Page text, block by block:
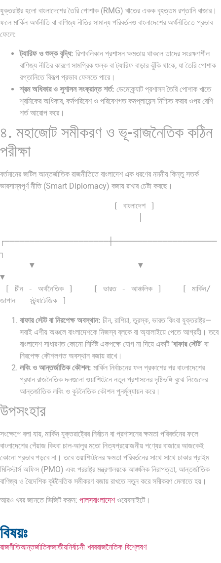
যুক্তরাষ্ট্র হলো বাংলাদেশের তৈরি পোশাক (RMG) খাতের একক বৃহত্তম রপ্তানি বাজার।
ফলে মার্কিন অর্থনীতি বা বাণিজ্য নীতির সামান্য পরিবর্তনও বাংলাদেশের অর্থনীতিতে প্রভাব
ফেলে:
ট্যারিফ ও শুল্ক বৃদ্ধি: রিপাবলিকান প্রশাসন ক্ষমতায় থাকলে তাদের সংরক্ষণশীল
বাণিজ্য নীতির কারণে সামগ্রিক শুল্ক বা ট্যারিফ বাড়ার ঝুঁকি থাকে, যা তৈরি পোশাক
রপ্তানিতে বিরূপ প্রভাব ফেলতে পারে।
শ্রম অধিকার ও সুশাসন সংক্রান্ত শর্ত: ডেমোক্র্যাট প্রশাসন তৈরি পোশাক খাতে
শ্রমিকের অধিকার, কর্মপরিবেশ ও পরিবেশগত কমপ্লায়েন্স নিশ্চিত করার ওপর বেশি
শর্ত আরোপ করে।
৪. মহাজোট সমীকরণ ও ভূ-রাজনৈতিক কঠিন
পরীক্ষা
বর্তমানের জটিল আন্তর্জাতিক রাজনীতিতে বাংলাদেশ এক ধরণের নমনীয় কিন্তু সতর্ক
ভারসাম্যপূর্ণ নীতি (Smart Diplomacy) বজায় রাখার চেষ্টা করছে।
┌─────────────────────┼─────────────────────
┐
▼
বাফার স্টেট বা নিরপেক্ষ অবস্থান: চীন, রাশিয়া, তুরস্ক, ভারত কিংবা যুক্তরাষ্ট্র—
সবাই এশীয় অঞ্চলে বাংলাদেশকে নিজস্ব ব্লকে বা অ্যালাইয়ে পেতে আগ্রহী। তবে
বাংলাদেশ সাধারণত কোনো নির্দিষ্ট একপক্ষে যোগ না দিয়ে একটি ‘বাফার স্টেট’ বা
নিরপেক্ষ কৌশলগত অবস্থান বজায় রাখে।
লবিং ও আন্তর্জাতিক কৌশল: মার্কিন নির্বাচনের ফল প্রকাশের পর বাংলাদেশের
প্রধান রাজনৈতিক দলগুলো ওয়াশিংটনে নতুন প্রশাসনের দৃষ্টিভঙ্গি বুঝে নিজেদের
আন্তর্জাতিক লবিং ও কূটনৈতিক কৌশল পুনর্মূল্যায়ন করে।
উপসংহার
সংক্ষেপে বলা যায়, মার্কিন যুক্তরাষ্ট্রের নির্বাচন বা প্রশাসনের ক্ষমতা পরিবর্তনের ফলে
বাংলাদেশের পেঁয়াজ কিংবা চাল-আলুর মতো নিত্যপ্রয়োজনীয় পণ্যের বাজারে আজকেই
কোনো প্রভাব পড়বে না। তবে ওয়াশিংটনের ক্ষমতা পরিবর্তনের সাথে সাথে ঢাকার প্রাইম
মিনিস্টার্স অফিস (PMO) এবং পররাষ্ট্র মন্ত্রণালয়কে আঞ্চলিক নিরাপত্তা, আন্তর্জাতিক
বাণিজ্য ও বৈদেশিক কূটনৈতিক সমীকরণ বজায় রাখতে নতুন করে সমীকরণ মেলাতে হয়।
আরও খবর জানতে ভিজিট করুন: পালসবাংলাদেশওয়েবসাইটে।
বিষয়ঃ
রাজনীতিআন্তর্জাতিকজাতীয়নির্বাচনী খবররাজনৈতিক বিশ্লেষণ